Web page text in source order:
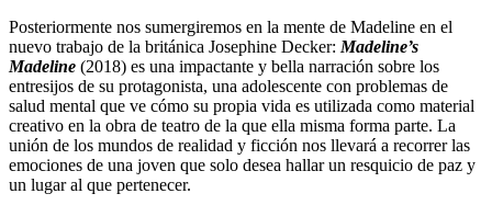
Posteriormente nos sumergiremos en la mente de Madeline en el
nuevo trabajo de la británica Josephine Decker: Madeline’s
Madeline (2018) es una impactante y bella narración sobre los
entresijos de su protagonista, una adolescente con problemas de
salud mental que ve cómo su propia vida es utilizada como material
creativo en la obra de teatro de la que ella misma forma parte. La
unión de los mundos de realidad y ficción nos llevará a recorrer las
emociones de una joven que solo desea hallar un resquicio de paz y
un lugar al que pertenecer.